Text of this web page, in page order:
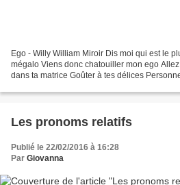
Ego - Willy William Miroir Dis moi qui est le
mégalo Viens donc chatouiller mon ego
dans ta matrice Goûter à tes délices
Les pronoms relatifs
Publié le 22/02/2016 à 16:28
Par Giovanna